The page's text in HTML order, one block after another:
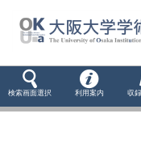
検索画面選択 利用案内 収